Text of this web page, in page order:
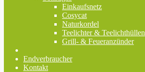
Einkaufsnetz
Cosycat
Naturkordel
Teelichter & Teelichthüllen
Grill- & Feueranzünder
Endverbraucher
Kontakt